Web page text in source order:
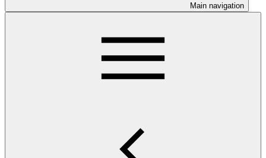
Main navigation